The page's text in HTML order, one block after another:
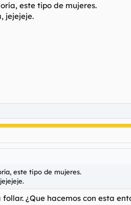
este tipo de mujeres.
jejejeje.
este tipo de mujeres.
¿Que hacemos con esta